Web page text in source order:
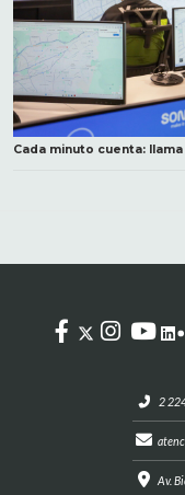
Cada minuto cuenta:
2
Av.